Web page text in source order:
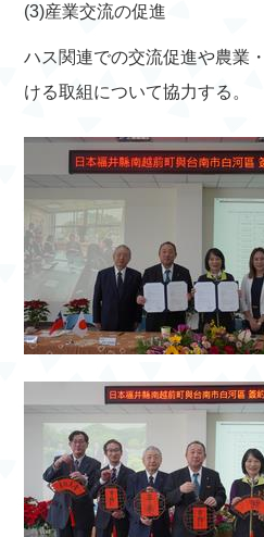
(3)産業交流の促進
ハス関連での交流促進や農業
ける取組について協力する。